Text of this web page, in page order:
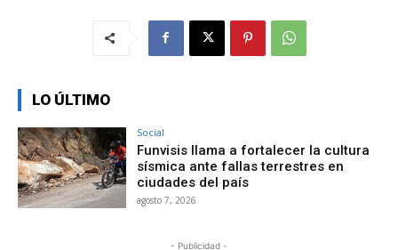
LO ÚLTIMO
Social
Funvisis llama a fortalecer la cultura
sísmica ante fallas terrestres en
ciudades del país
agosto 7, 2026
- Publicidad -